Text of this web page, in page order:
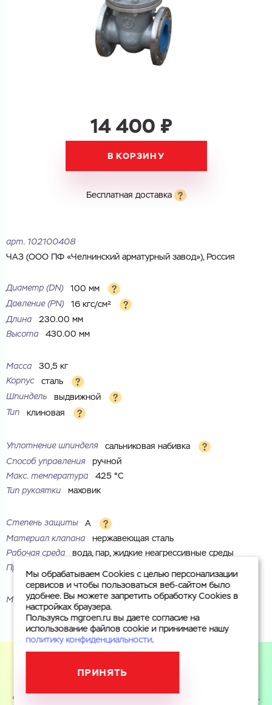
Купить как физ. лицо
Электронная почта
Город
Cоглашаюсь на обработку
Номер телефона
Cоглашаюсь на обработку
Запросить КП
Город
Файл с реквизитами огранизации (любой формат, макс. 20
Cоглашаюсь на обработку
14 400 ₽
В КОРЗИНУ
Бесплатная доставка
арт. 102100408
ЧАЗ (ООО ПФ «Челнинский арматурный завод»), Россия
Диаметр (DN)
100 мм
Давление (PN)
16 кгс/см²
Длина
230.00 мм
Высота
430.00 мм
Масса
30,5 кг
Корпус
сталь
Шпиндель
выдвижной
Тип
клиновая
Уплотнение шпинделя
сальниковая набивка
Способ управления
ручной
Макс. температура
425 °С
Тип рукоятки
маховик
Степень защиты
A
Материал клапана
нержавеющая сталь
Рабочая среда
вода, пар, жидкие неагрессивные среды
Присоединение
Маркировка 30с41нж
файлов cookie и принимаете
.
Мы обрабатываем Cookies с целью персонализации
сервисов и чтобы пользоваться веб-сайтом было
удобнее. Вы можете запретить обработку Cookies в
настройках браузера.
Пользуясь mgroen.ru вы даете согласие на
использование файлов cookie и принимаете нашу
политику конфиденциальности.
ПРИНЯТЬ